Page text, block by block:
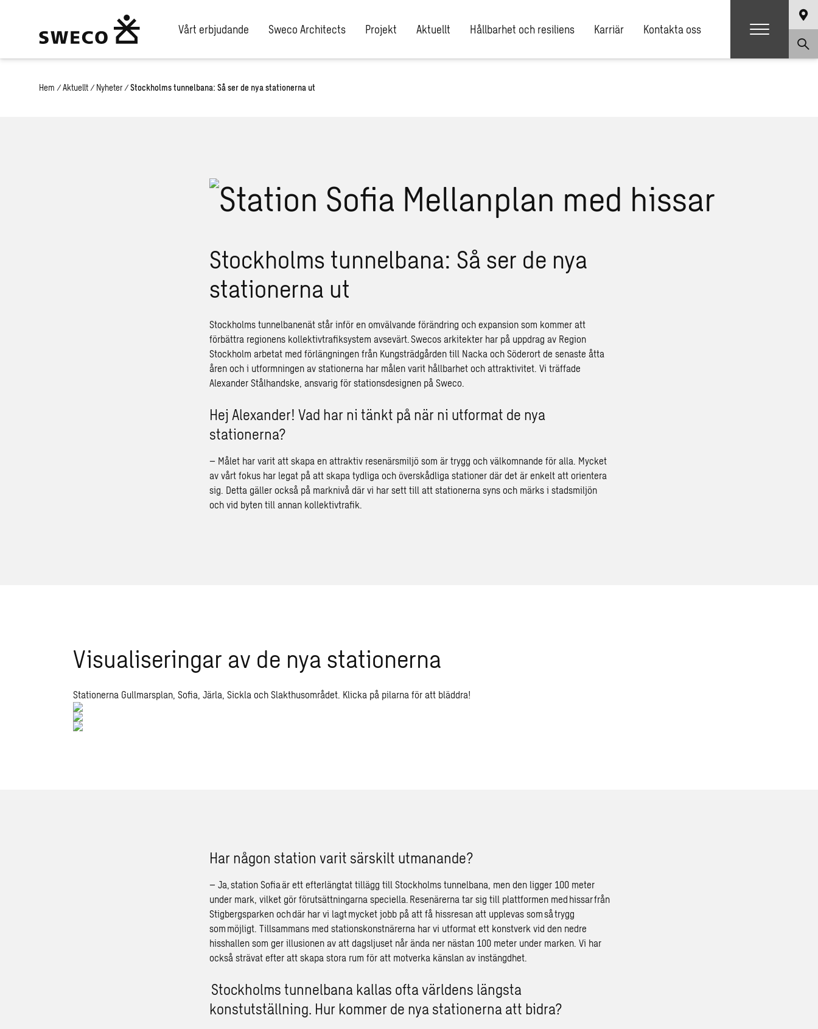
Vårt erbjudande Sweco Architects Projekt Aktuellt Hållbarhet och resiliens Karriär Kontakta oss
Hem / Aktuellt / Nyheter / Stockholms tunnelbana: Så ser de nya stationerna ut
Stockholms tunnelbana: Så ser de nya
stationerna ut
Stockholms tunnelbanenät står inför en omvälvande förändring och expansion som kommer att
förbättra regionens kollektivtrafiksystem avsevärt. Swecos arkitekter har på uppdrag av Region
Stockholm arbetat med förlängningen från Kungsträdgården till Nacka och Söderort de senaste åtta
åren och i utformningen av stationerna har målen varit hållbarhet och attraktivitet. Vi träffade
Alexander Stålhandske, ansvarig för stationsdesignen på Sweco.
Hej Alexander! Vad har ni tänkt på när ni utformat de nya
stationerna?
– Målet har varit att skapa en attraktiv resenärsmiljö som är trygg och välkomnande för alla. Mycket
av vårt fokus har legat på att skapa tydliga och överskådliga stationer där det är enkelt att orientera
sig. Detta gäller också på marknivå där vi har sett till att stationerna syns och märks i stadsmiljön
och vid byten till annan kollektivtrafik.
Visualiseringar av de nya stationerna
Stationerna Gullmarsplan, Sofia, Järla, Sickla och Slakthusområdet. Klicka på pilarna för att bläddra!
Har någon station varit särskilt utmanande?
– Ja, station Sofia är ett efterlängtat tillägg till Stockholms tunnelbana, men den ligger 100 meter
under mark, vilket gör förutsättningarna speciella. Resenärerna tar sig till plattformen med hissar från
Stigbergsparken och där har vi lagt mycket jobb på att få hissresan att upplevas som så trygg
som möjligt. Tillsammans med stationskonstnärerna har vi utformat ett konstverk vid den nedre
hisshallen som ger illusionen av att dagsljuset når ända ner nästan 100 meter under marken. Vi har
också strävat efter att skapa stora rum för att motverka känslan av instängdhet.
Stockholms tunnelbana kallas ofta världens längsta
konstutställning. Hur kommer de nya stationerna att bidra?